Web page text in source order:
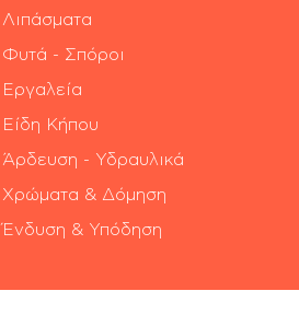
Λιπάσματα
Φυτά - Σπόροι
Εργαλεία
Είδη Κήπου
Άρδευση - Υδραυλικά
Χρώματα & Δόμηση
Ένδυση & Υπόδηση